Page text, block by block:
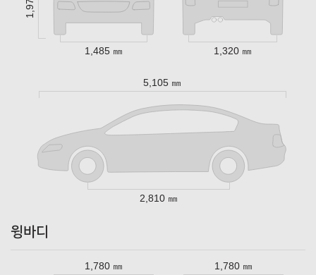
1,485 ㎜ 1,320 ㎜
5,105 ㎜
2,810 ㎜
윙바디
1,780 ㎜ 1,780 ㎜